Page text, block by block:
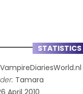
STATISTICS
VampireDiariesWorld.nl
Tamara
April 2010